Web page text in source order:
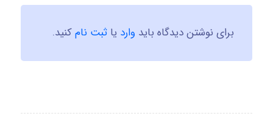
برای نوشتن دیدگاه باید وارد یا ثبت نامکنید.